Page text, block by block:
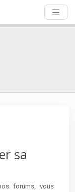
sa
forums, vous